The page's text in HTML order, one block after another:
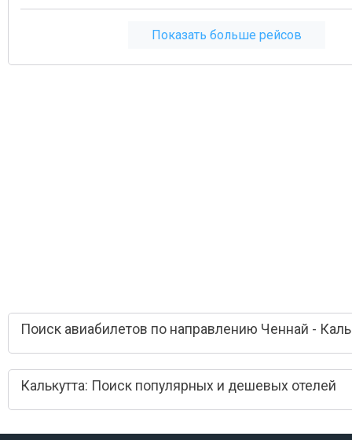
Показать больше рейсов
Поиск авиабилетов по направлению Ченнай -
Калькутта: Поиск популярных и дешевых отелей